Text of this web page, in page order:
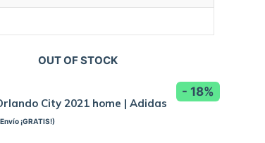
- 18%
OUT OF STOCK
City 2021 home | Adidas
¡GRATIS!)